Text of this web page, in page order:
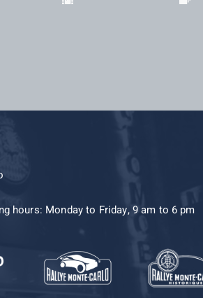
hours: Monday to Friday, 9 am to 6 pm